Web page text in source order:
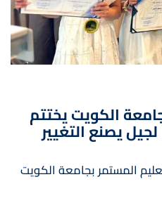
الكويت يختتم
يصنع التغيير
المستمر بجامعة الكويت